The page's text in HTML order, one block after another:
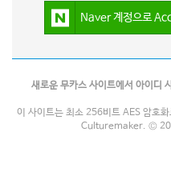
Naver 계정으로
새로운 무카스 사이트에서 아이디
이 사이트는 최소 256비트 AES 암호
Culturemaker. ©